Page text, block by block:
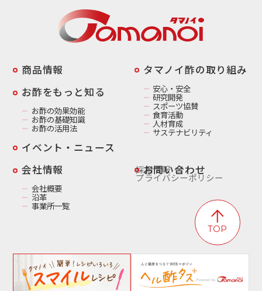
商品情報
お酢をもっと知る
お酢の効果効能
お酢の基礎知識
お酢の活用法
️タマノイ酢の取り組み
安心・安全
研究開発
スポーツ協賛
食育活動
人材育成
サステナビリティ
イベント・ニュース
️会社情報
会社概要
沿革
事業所一覧
お問い合わせ
採用情報
プライバシーポリシー
TOP